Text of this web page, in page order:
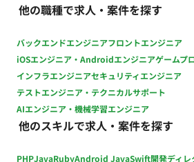
他の職種で求人・案件を探す
バックエンドエンジニアフロントエンジニア
iOSエンジニア・Androidエンジニアゲームプ
インフラエンジニアセキュリティエンジニア
テストエンジニア・テクニカルサポート
AIエンジニア・機械学習エンジニア
他のスキルで求人・案件を探す
PHPJavaRubyAndroid JavaSwift開発ディ